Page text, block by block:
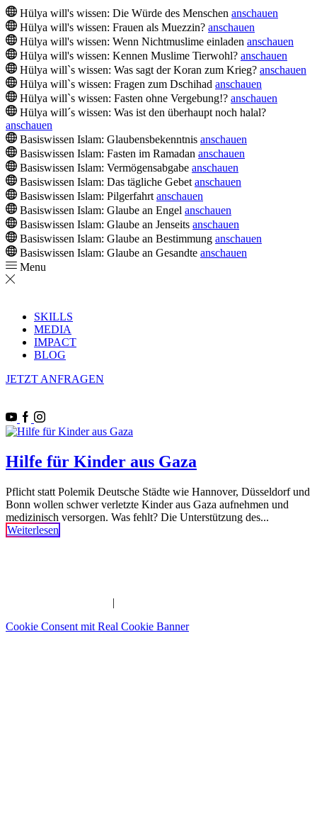
Hülya will's wissen: Die Würde des Menschen anschauen
Hülya will's wissen: Frauen als Muezzin? anschauen
Hülya will's wissen: Wenn Nichtmuslime einladen anschauen
Hülya will's wissen: Kennen Muslime Tierwohl? anschauen
Hülya will`s wissen: Was sagt der Koran zum Krieg? anschauen
Hülya will`s wissen: Fragen zum Dschihad anschauen
Hülya will`s wissen: Fasten ohne Vergebung!? anschauen
Hülya will´s wissen: Was ist den überhaupt noch halal?
anschauen
Basiswissen Islam: Glaubensbekenntnis anschauen
Basiswissen Islam: Fasten im Ramadan anschauen
Basiswissen Islam: Vermögensabgabe anschauen
Basiswissen Islam: Das tägliche Gebet anschauen
Basiswissen Islam: Pilgerfahrt anschauen
Basiswissen Islam: Glaube an Engel anschauen
Basiswissen Islam: Glaube an Jenseits anschauen
Basiswissen Islam: Glaube an Bestimmung anschauen
Basiswissen Islam: Glaube an Gesandte anschauen
Menu
SKILLS
MEDIA
IMPACT
BLOG
JETZT ANFRAGEN
Hilfe für Kinder aus Gaza
Pflicht statt Polemik Deutsche Städte wie Hannover, Düsseldorf und
Bonn wollen schwer verletzte Kinder aus Gaza aufnehmen und
medizinisch versorgen. Was fehlt? Die Unterstützung des...
Weiterlesen
|
Cookie Consent mit Real Cookie Banner